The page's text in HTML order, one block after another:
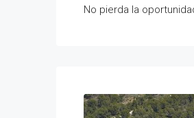
No pierda la